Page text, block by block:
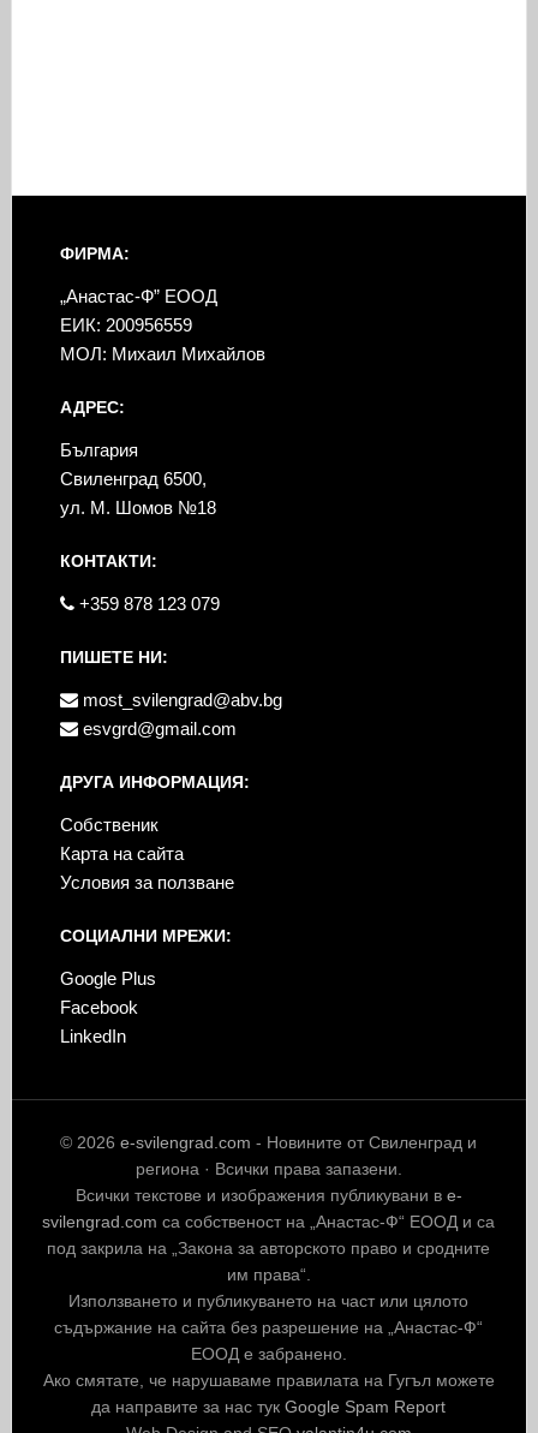
ФИРМА:
„Анастас-Ф” ЕООД
ЕИК: 200956559
МОЛ: Михаил Михайлов
АДРЕС:
България
Свиленград 6500,
ул. М. Шомов №18
КОНТАКТИ:
+359 878 123 079
ПИШЕТЕ НИ:
most_svilengrad@abv.bg
esvgrd@gmail.com
ДРУГА ИНФОРМАЦИЯ:
Собственик
Карта на сайта
Условия за ползване
СОЦИАЛНИ МРЕЖИ:
Google Plus
Facebook
LinkedIn
© 2026e-svilengrad.com - Новините от Свиленград и
региона · Всички права запазени.
Всички текстове и изображения публикувани в e-
svilengrad.com са собственост на „Анастас-Ф“ ЕООД и са
под закрила на „Закона за авторското право и сродните
им права“.
Използването и публикуването на част или цялото
съдържание на сайта без разрешение на „Анастас-Ф“
ЕООД е забранено.
Ако смятате, че нарушаваме правилата на Гугъл можете
да направите за нас тукGoogle Spam Report